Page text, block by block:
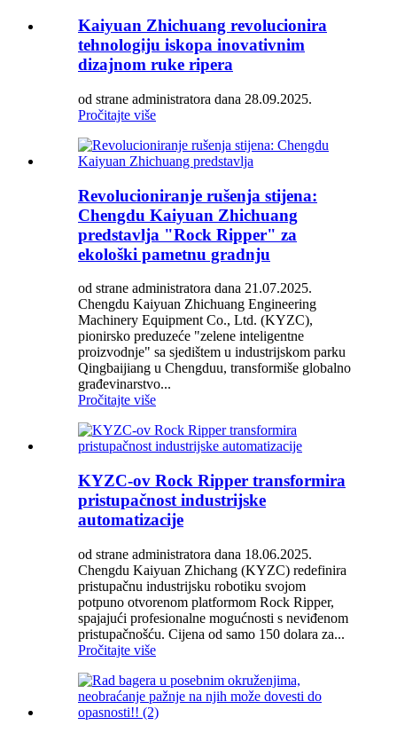
Kaiyuan Zhichuang revolucionira
tehnologiju iskopa inovativnim
dizajnom ruke ripera
od strane administratora dana 28.09.2025.
Pročitajte više
Revolucioniranje rušenja stijena:
Chengdu Kaiyuan Zhichuang
predstavlja "Rock Ripper" za
ekološki pametnu gradnju
od strane administratora dana 21.07.2025.
Chengdu Kaiyuan Zhichuang Engineering
Machinery Equipment Co., Ltd. (KYZC),
pionirsko preduzeće "zelene inteligentne
proizvodnje" sa sjedištem u industrijskom parku
Qingbaijiang u Chengduu, transformiše globalno
građevinarstvo...
Pročitajte više
KYZC-ov Rock Ripper transformira
pristupačnost industrijske
automatizacije
od strane administratora dana 18.06.2025.
Chengdu Kaiyuan Zhichang (KYZC) redefinira
pristupačnu industrijsku robotiku svojom
potpuno otvorenom platformom Rock Ripper,
spajajući profesionalne mogućnosti s neviđenom
pristupačnošću. Cijena od samo 150 dolara za...
Pročitajte više